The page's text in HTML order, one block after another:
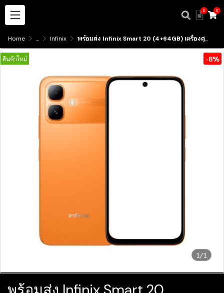
0 0
Home ... Infinix พร้อมส่ง Infinix Smart 20 (4+64GB) เครื่องศูนย์ไทย ประกัน1ปี มีบริการรับสินค้าหน้าร้าน
1/1
สินค้าใหม่ -8%